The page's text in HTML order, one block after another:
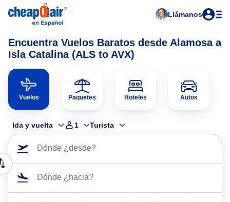
Llámanos
Encuentra Vuelos Baratos desde Alamosa a
Isla Catalina (ALS to AVX)
Vuelos Paquetes Hoteles Autos
Ida y vuelta 1 Turista
Dónde ¿desde?
Dónde ¿hacia?